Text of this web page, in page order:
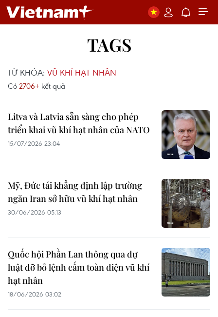
TAGS
TỪ KHÓA: VŨ KHÍ HẠT NHÂN
Có 2706+ kết quả
Litva và Latvia sẵn sàng cho phép
triển khai vũ khí hạt nhân của NATO
15/07/2026 23:04
Mỹ, Đức tái khẳng định lập trường
ngăn Iran sở hữu vũ khí hạt nhân
30/06/2026 05:13
Quốc hội Phần Lan thông qua dự
luật dỡ bỏ lệnh cấm toàn diện vũ khí
hạt nhân
18/06/2026 03:02